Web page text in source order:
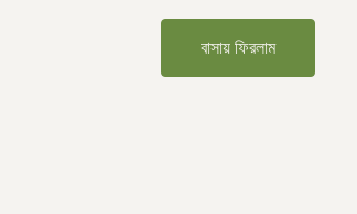
বাসায় ফিরলাম